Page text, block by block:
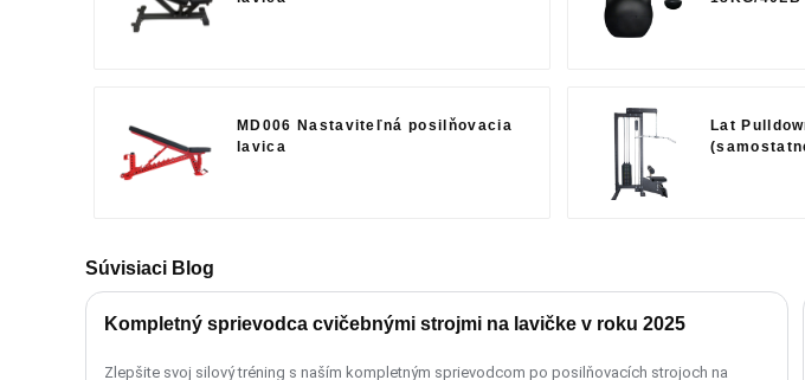
MD006 Nastaviteľná posilňovacia
lavica
Lat
Súvisiaci Blog
Kompletný sprievodca cvičebnými strojmi na lavičke v roku 2025
Zlepšite svoj silový tréning s naším kompletným sprievodcom po posilňovacích strojoch na